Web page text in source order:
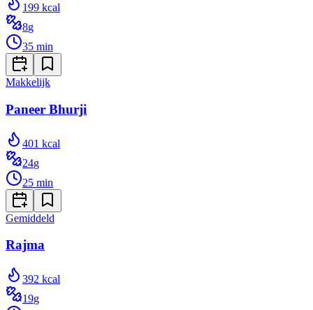
199 kcal
8g
35 min
Makkelijk
Paneer Bhurji
401 kcal
24g
25 min
Gemiddeld
Rajma
392 kcal
19g